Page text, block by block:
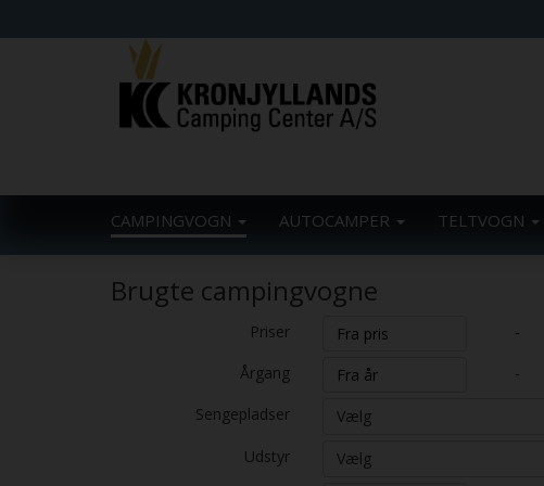
CAMPINGVOGN AUTOCAMPER TELTVOGN
Brugte campingvogne
Priser
-
Årgang
-
Sengepladser
Vælg
Udstyr
Vælg